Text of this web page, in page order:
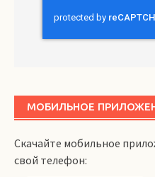
МОБИЛЬНОЕ
Скачайте мобильное
свой телефон: